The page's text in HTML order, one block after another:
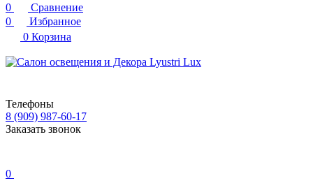
0
Сравнение
0
Избранное
0 Корзина
Телефоны
8 (909) 987-60-17
Заказать звонок
0